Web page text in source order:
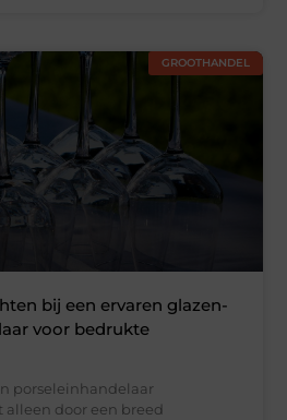
GROOTHANDEL
bij een ervaren glazen-
voor bedrukte
porseleinhandelaar
door een breed